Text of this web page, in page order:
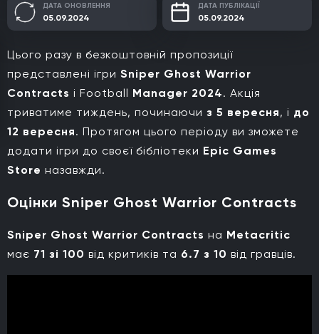
ДАТА ОНОВЛЕННЯ
05.09.2024
ДАТА ПУБЛІКАЦІЇ
05.09.2024
Цього разу в безкоштовній пропозиції
представлені ігри Sniper Ghost Warrior
Contracts і Football Manager 2024. Акція
триватиме тиждень, починаючи з 5 вересня, і до
12 вересня. Протягом цього періоду ви зможете
додати ігри до своєї бібліотеки Epic Games
Store назавжди.
Оцінки Sniper Ghost Warrior Contracts
Sniper Ghost Warrior Contracts на Metacritic
має 71 зі 100 від критиків та 6.7 з 10 від гравців.